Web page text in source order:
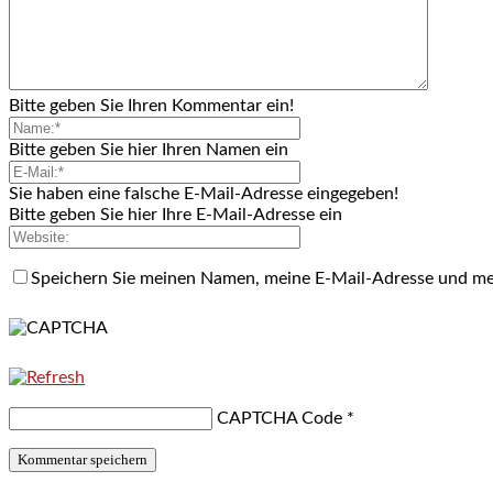
Bitte geben Sie Ihren Kommentar ein!
Bitte geben Sie hier Ihren Namen ein
Sie haben eine falsche E-Mail-Adresse eingegeben!
Bitte geben Sie hier Ihre E-Mail-Adresse ein
Speichern Sie meinen Namen, meine E-Mail-Adresse und
CAPTCHA Code *